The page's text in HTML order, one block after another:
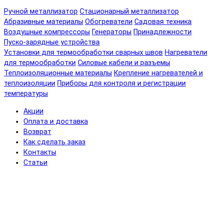
Ручной металлизатор Стационарный металлизатор
Абразивные материалы Обогреватели Садовая техника
Воздушные компрессоры Генераторы Принадлежности
Пуско-зарядные устройства
Установки для термообработки сварных швов Нагреватели
для термообработки Силовые кабели и разъемы
Теплоизоляционные материалы Крепление нагревателей и
теплоизоляции Приборы для контроля и регистрации
температуры
Акции
Оплата и доставка
Возврат
Как сделать заказ
Контакты
Статьи